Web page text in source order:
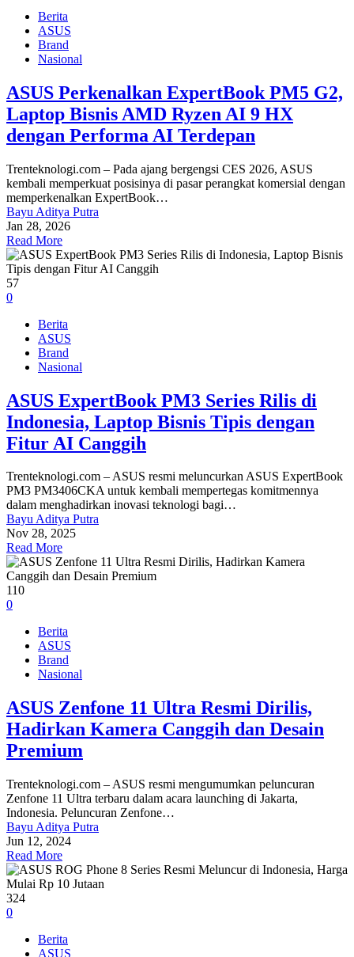
Berita
ASUS
Brand
Nasional
ASUS Perkenalkan ExpertBook PM5 G2,
Laptop Bisnis AMD Ryzen AI 9 HX
dengan Performa AI Terdepan
Trenteknologi.com – Pada ajang bergengsi CES 2026, ASUS
kembali memperkuat posisinya di pasar perangkat komersial dengan
memperkenalkan ExpertBook…
Bayu Aditya Putra
Jan 28, 2026
Read More
57
0
Berita
ASUS
Brand
Nasional
ASUS ExpertBook PM3 Series Rilis di
Indonesia, Laptop Bisnis Tipis dengan
Fitur AI Canggih
Trenteknologi.com – ASUS resmi meluncurkan ASUS ExpertBook
PM3 PM3406CKA untuk kembali mempertegas komitmennya
dalam menghadirkan inovasi teknologi bagi…
Bayu Aditya Putra
Nov 28, 2025
Read More
110
0
Berita
ASUS
Brand
Nasional
ASUS Zenfone 11 Ultra Resmi Dirilis,
Hadirkan Kamera Canggih dan Desain
Premium
Trenteknologi.com – ASUS resmi mengumumkan peluncuran
Zenfone 11 Ultra terbaru dalam acara launching di Jakarta,
Indonesia. Peluncuran Zenfone…
Bayu Aditya Putra
Jun 12, 2024
Read More
324
0
Berita
ASUS